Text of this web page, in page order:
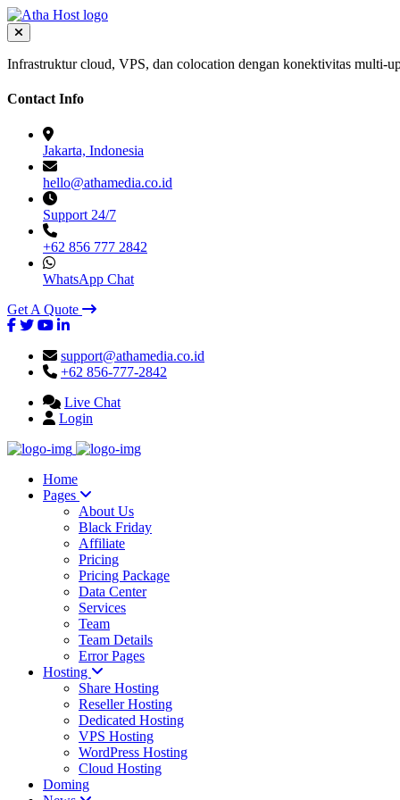
Infrastruktur cloud, VPS, dan colocation dengan konektivitas multi-
Contact Info
Jakarta, Indonesia
hello@athamedia.co.id
Support 24/7
+62 856 777 2842
WhatsApp Chat
Get A Quote
support@athamedia.co.id
+62 856-777-2842
Live Chat
Login
Home
Pages
About Us
Black Friday
Affiliate
Pricing
Pricing Package
Data Center
Services
Team
Team Details
Error Pages
Hosting
Share Hosting
Reseller Hosting
Dedicated Hosting
VPS Hosting
WordPress Hosting
Cloud Hosting
Doming